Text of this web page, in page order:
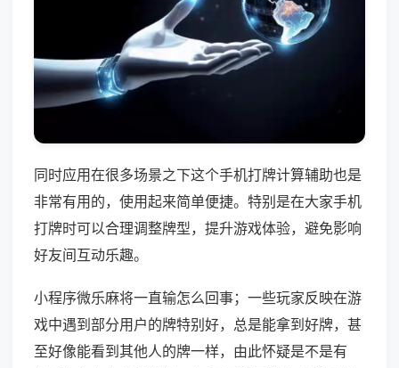
同时应用在很多场景之下这个手机打牌计算辅助也是
非常有用的，使用起来简单便捷。特别是在大家手机
打牌时可以合理调整牌型，提升游戏体验，避免影响
好友间互动乐趣。
小程序微乐麻将一直输怎么回事；一些玩家反映在游
戏中遇到部分用户的牌特别好，总是能拿到好牌，甚
至好像能看到其他人的牌一样，由此怀疑是不是有